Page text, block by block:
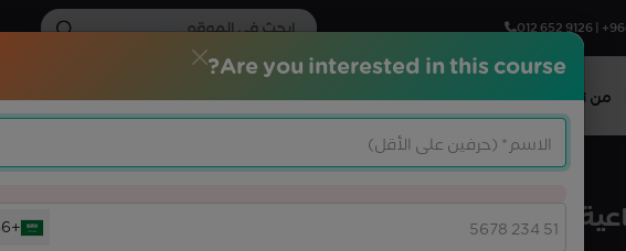
012 652 9126 |
من نحن المجالات التدريبية الشهادات الاحترافية خدماتنا المركز الاعلامي
Are you interested in this course?
+966